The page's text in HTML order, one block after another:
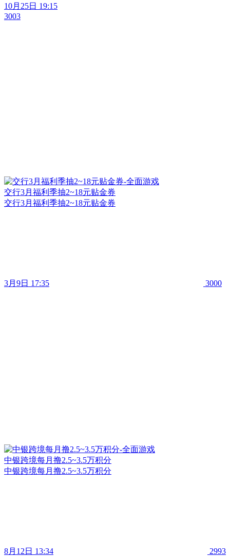
10月25日 19:15
3003
交行3月福利季抽2~18元贴金券
交行3月福利季抽2~18元贴金券
3月9日 17:35 3000
中银跨境每月撸2.5~3.5万积分
中银跨境每月撸2.5~3.5万积分
8月12日 13:34 2993